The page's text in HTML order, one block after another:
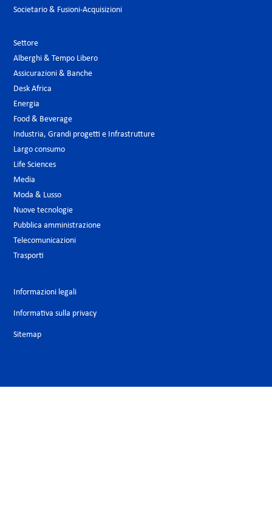
Societario & Fusioni-Acquisizioni
Settore
Alberghi & Tempo Libero
Assicurazioni & Banche
Desk Africa
Energia
Food & Beverage
Industria, Grandi progetti e Infrastrutture
Largo consumo
Life Sciences
Media
Moda & Lusso
Nuove tecnologie
Pubblica amministrazione
Telecomunicazioni
Trasporti
Informazioni legali
Informativa sulla privacy
Sitemap